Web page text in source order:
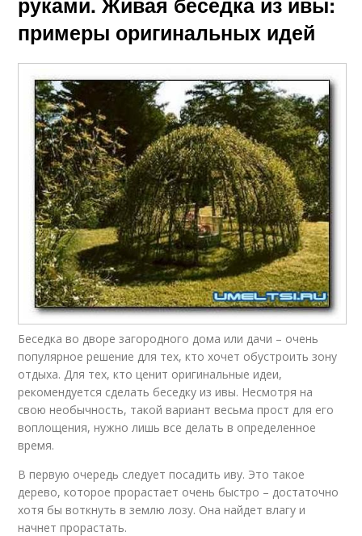
примеры оригинальных идей
Беседка во дворе загородного дома или дачи – очень
популярное решение для тех, кто хочет обустроить зону
отдыха. Для тех, кто ценит оригинальные идеи,
рекомендуется сделать беседку из ивы. Несмотря на
свою необычность, такой вариант весьма прост для его
воплощения, нужно лишь все делать в определенное
время.
В первую очередь следует посадить иву. Это такое
дерево, которое прорастает очень быстро – достаточно
хотя бы воткнуть в землю лозу. Она найдет влагу и
начнет прорастать.